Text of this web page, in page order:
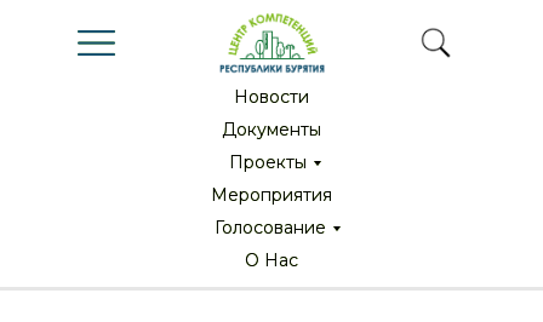
Новости
Новости
Документы
Документы
Мероприятия
Мероприятия
Проекты
Проекты
О Нас
О Нас
Голосование
Голосование